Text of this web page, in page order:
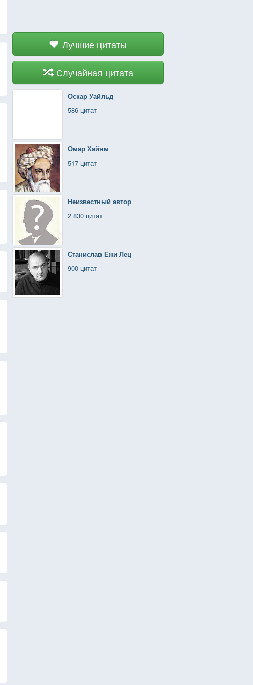
Лучшие цитаты
Случайная цитата
Оскар Уайльд
586 цитат
Омар Хайям
517 цитат
Неизвестный автор
2 830 цитат
Станислав Ежи Лец
900 цитат